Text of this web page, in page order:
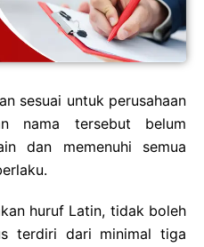
sesuai untuk perusahaan
nama tersebut belum
dan memenuhi semua
huruf Latin, tidak boleh
terdiri dari minimal tiga